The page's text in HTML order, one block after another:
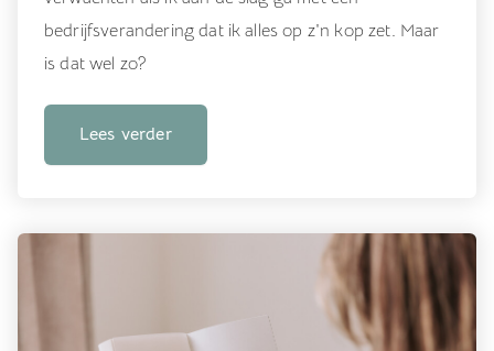
bedrijfsverandering dat ik alles op z'n kop zet. Maar
is dat wel zo?
Lees verder